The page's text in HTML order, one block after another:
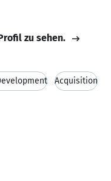
zu sehen.
Acquisition